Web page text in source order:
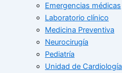
Emergencias médicas
Laboratorio clínico
Medicina Preventiva
Neurocirugía
Pediatría
Unidad de Cardiología